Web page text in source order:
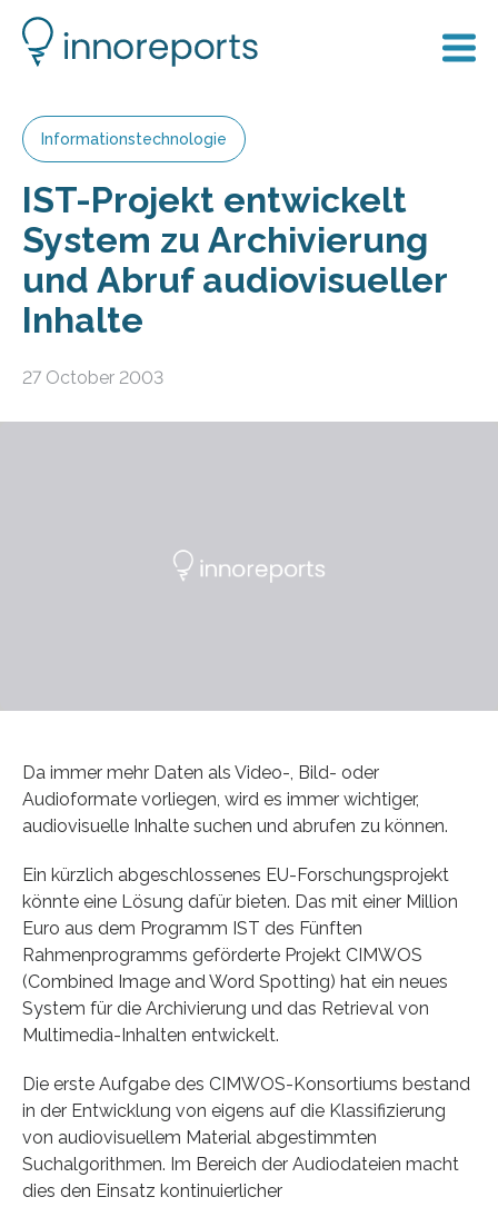
Informationstechnologie
IST-Projekt entwickelt
System zu Archivierung
und Abruf audiovisueller
Inhalte
27 October 2003
Da immer mehr Daten als Video-, Bild- oder
Audioformate vorliegen, wird es immer wichtiger,
audiovisuelle Inhalte suchen und abrufen zu können.
Ein kürzlich abgeschlossenes EU-Forschungsprojekt
könnte eine Lösung dafür bieten. Das mit einer Million
Euro aus dem Programm IST des Fünften
Rahmenprogramms geförderte Projekt CIMWOS
(Combined Image and Word Spotting) hat ein neues
System für die Archivierung und das Retrieval von
Multimedia-Inhalten entwickelt.
Die erste Aufgabe des CIMWOS-Konsortiums bestand
in der Entwicklung von eigens auf die Klassifizierung
von audiovisuellem Material abgestimmten
Suchalgorithmen. Im Bereich der Audiodateien macht
dies den Einsatz kontinuierlicher